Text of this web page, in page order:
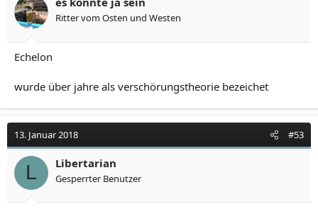
Ritter vom Osten und Westen
Echelon
wurde über jahre als verschörungstheorie bezeichet
13. Januar 2018 #53
L Libertarian
Gesperrter Benutzer